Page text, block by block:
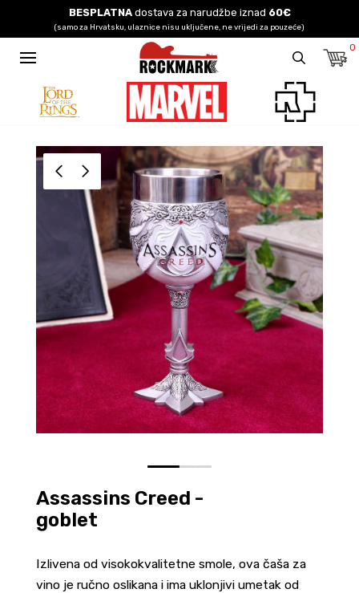
BESPLATNAdostava za narudžbe iznad 60€
(samo za Hrvatsku, ulaznice nisu uključene, ne vrijedi za pouzeće)
0
0 1 2
Assassins Creed -
goblet
Izlivena od visokokvalitetne smole, ova čaša za
vino je ručno oslikana i ima uklonjivi umetak od